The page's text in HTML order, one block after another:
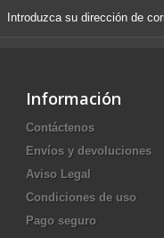
Información
Contáctenos
Envíos y devoluciones
Aviso Legal
Condiciones de uso
Pago seguro